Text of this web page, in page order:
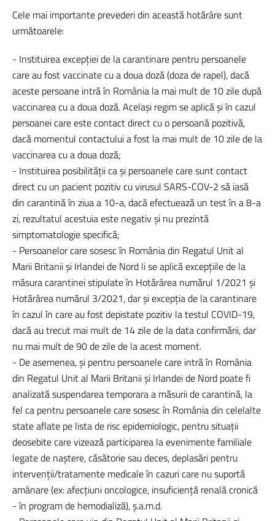
Cele mai importante prevederi din această hotărâre sunt
următoarele:
- Instituirea excepției de la carantinare pentru persoanele
care au fost vaccinate cu a doua doză (doza de rapel), dacă
aceste persoane intră în România la mai mult de 10 zile după
vaccinarea cu a doua doză. Același regim se aplică și în cazul
persoanei care este contact direct cu o persoană pozitivă,
dacă momentul contactului a fost la mai mult de 10 zile de la
vaccinarea cu a doua doză;
- Instituirea posibilității ca și persoanele care sunt contact
direct cu un pacient pozitiv cu virusul SARS-COV-2 să iasă
din carantină în ziua a 10-a, dacă efectuează un test în a 8-a
zi, rezultatul acestuia este negativ și nu prezintă
simptomatologie specifică;
- Persoanelor care sosesc în România din Regatul Unit al
Marii Britanii și Irlandei de Nord li se aplică excepțiile de la
măsura carantinei stipulate în Hotărârea numărul 1/2021 și
Hotărârea numărul 3/2021, dar și excepția de la carantinare
în cazul în care au fost depistate pozitiv la testul COVID-19,
dacă au trecut mai mult de 14 zile de la data confirmării, dar
nu mai mult de 90 de zile de la acest moment.
- De asemenea, și pentru persoanele care intră în România
din Regatul Unit al Marii Britanii și Irlandei de Nord poate fi
analizată suspendarea temporara a măsurii de carantină, la
fel ca pentru persoanele care sosesc în România din celelalte
state aflate pe lista de risc epidemiologic, pentru situații
deosebite care vizează participarea la evenimente familiale
legate de naștere, căsătorie sau deces, deplasări pentru
intervenții/tratamente medicale în cazuri care nu suportă
amânare (ex: afecțiuni oncologice, insuficiență renală cronică
- în program de hemodializă), ș.a.m.d.